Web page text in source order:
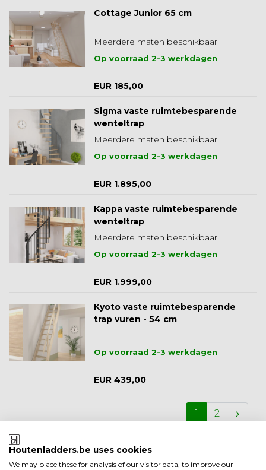
Cottage Junior 65 cm
Meerdere maten beschikbaar
Op voorraad 2-3 werkdagen
EUR 185,00
Sigma vaste ruimtebesparende
wenteltrap
Meerdere maten beschikbaar
Op voorraad 2-3 werkdagen
EUR 1.895,00
Kappa vaste ruimtebesparende
wenteltrap
Meerdere maten beschikbaar
Op voorraad 2-3 werkdagen
EUR 1.999,00
Kyoto vaste ruimtebesparende
trap vuren - 54 cm
Op voorraad 2-3 werkdagen
EUR 439,00
1 2
Houtenladders.be uses cookies
We may place these for analysis of our visitor data, to improve our